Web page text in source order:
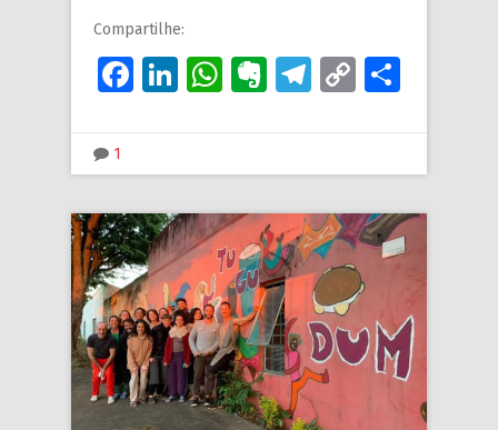
Compartilhe:
Facebook
LinkedIn
WhatsApp
Evernote
Telegram
Copy
1